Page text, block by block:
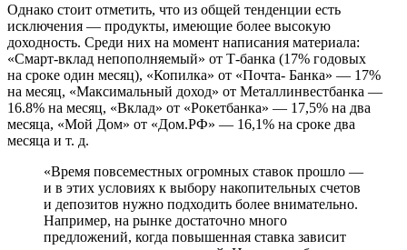
Однако стоит отметить, что из общей тенденции есть
исключения — продукты, имеющие более высокую
доходность. Среди них на момент написания материала:
«Смарт-вклад непополняемый» от Т-банка (17% годовых
на сроке один месяц), «Копилка» от «Почта- Банка» — 17%
на месяц, «Максимальный доход» от Металлинвестбанка —
16.8% на месяц, «Вклад» от «Рокетбанка» — 17,5% на два
месяца, «Мой Дом» от «Дом.РФ» — 16,1% на сроке два
месяца и т. д.
«Время повсеместных огромных ставок прошло —
и в этих условиях к выбору накопительных счетов
и депозитов нужно подходить более внимательно.
Например, на рынке достаточно много
предложений, когда повышенная ставка зависит